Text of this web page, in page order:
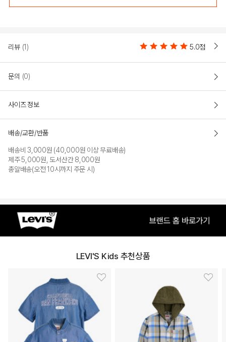
PRODUCT VIEW
리뷰 (1) 5.0점
문의 (0)
사이즈 정보
배송/교환/반품
배송비 3,000원 (40,000원 이상 무료배송)
제주 5,000원, 도서산간 8,000원
총알배송(오전 10시까지 주문 시)
LEVI'S Kids 추천상품